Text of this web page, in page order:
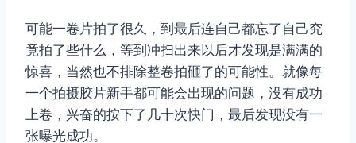
可能一卷片拍了很久，到最后连自己都忘了自己究
竟拍了些什么，等到冲扫出来以后才发现是满满的
惊喜，当然也不排除整卷拍砸了的可能性。就像每
一个拍摄胶片新手都可能会出现的问题，没有成功
上卷，兴奋的按下了几十次快门，最后发现没有一
张曝光成功。